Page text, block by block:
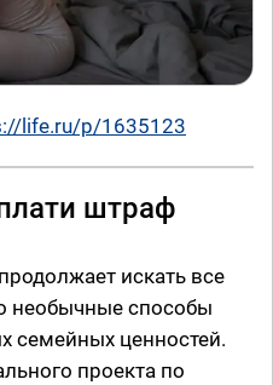
life.ru/p/1635123
штраф
искать все
необычные способы
семейных ценностей.
проекта по